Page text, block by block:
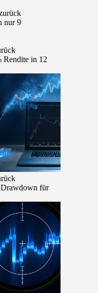
nur 9
Rendite in 12
Drawdown für